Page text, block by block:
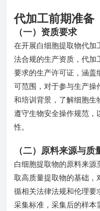
代加工前期准备
（一）资质要求
在开展白细胞提取物代加
法合规的生产资质，代加
要求的生产许可证，涵盖
可范围，对于参与生产操
和培训背景，了解细胞生
遵守生物安全操作规范，
性。
（二）原料来源与质
白细胞提取物的原料来源
取高质量提取物的基础，
循相关法律法规和伦理要
采集标准，采集后的样本